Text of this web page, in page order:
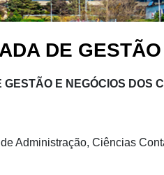
DE
GESTÃO E NEGÓCIOS DOS
Administração, Ciências